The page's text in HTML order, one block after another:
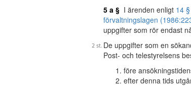
5 a § I ärenden enligt 14
förvaltningslagen
uppgifter som rör endast
De uppgifter som en
Post- och telestyrelsens
före
efter denna tids